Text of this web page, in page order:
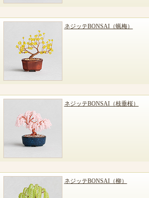
ネジッテBONSAI（蝋梅）
ネジッテBONSAI（枝垂桜）
ネジッテBONSAI（柳）